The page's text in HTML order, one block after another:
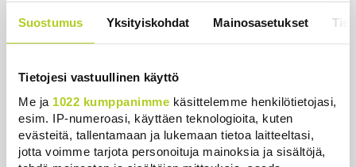
Suostumus Yksityiskohdat Mainosasetukset
Tietojesi vastuullinen käyttö
Me ja 1022 kumppanimme käsittelemme henkilötietojasi,
esim. IP-numeroasi, käyttäen teknologioita, kuten
evästeitä, tallentamaan ja lukemaan tietoa laitteeltasi,
jotta voimme tarjota personoituja mainoksia ja sisältöjä,
Khamenein kanssa viestiminen on
vaikeaa, sanoo Iranin presidentti